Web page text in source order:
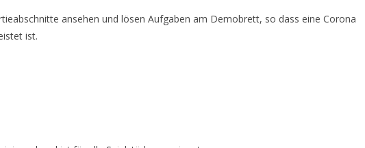
ansehen und lösen Aufgaben am Demobrett, so dass eine Corona
ist.